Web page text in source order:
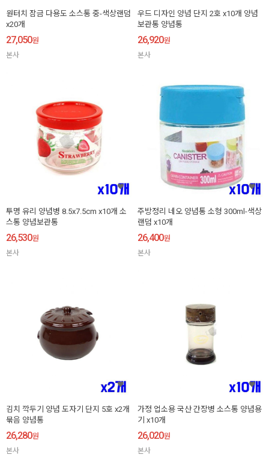
원터치 잠금 다용도 소스통 중-색상랜덤
x20개
27,050원
본사
우드 디자인 양념 단지 2호 x10개 양념
보관통 양념통
26,920원
본사
투명 유리 양념병 8.5x7.5cm x10개 소
스통 양념보관통
26,530원
본사
주방정리 네오 양념통 소형 300ml-색상
랜덤 x10개
26,400원
본사
김치 깍두기 양념 도자기 단지 5호 x2개
묶음 양념통
26,280원
본사
가정 업소용 국산 간장병 소스통 양념용
기 x10개
26,020원
본사